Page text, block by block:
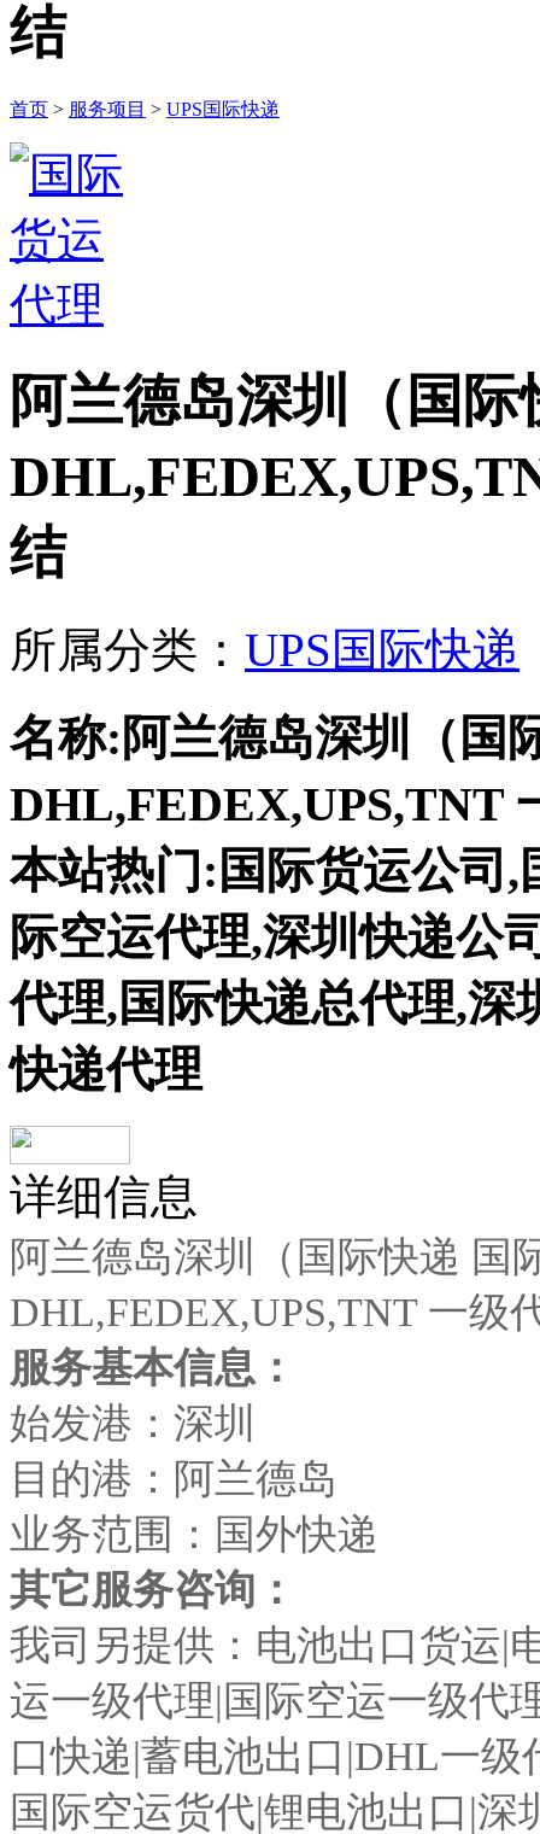
结
首页 > 服务项目 > UPS国际快递
阿兰德岛深圳（国
结
所属分类： UPS国际快递
名称:阿兰德岛深圳（国
DHL,FEDEX,UPS,TNT
本站热门:国际货运公司
际空运代理,深圳快递公
代理,国际快递总代理,深
快递代理
详细信息
阿兰德岛深圳（国际快递 国
DHL,FEDEX,UPS,TNT 一级
服务基本信息：
始发港：深圳
目的港：阿兰德岛
业务范围：国外快递
其它服务咨询：
我司另提供：电池出口货运|
运一级代理|国际空运一级代
口快递|蓄电池出口|DHL一
国际空运货代|锂电池出口|